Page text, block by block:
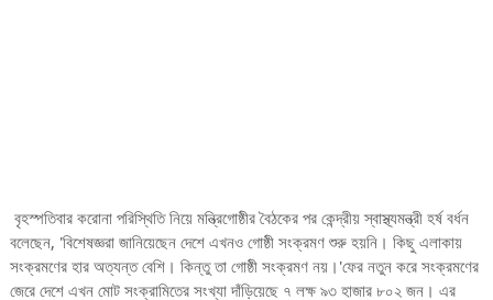
বৃহস্পতিবার করোনা পরিস্থিতি নিয়ে মন্ত্রিগোষ্ঠীর বৈঠকের পর কেন্দ্রীয় স্বাস্থ্যমন্ত্রী হর্ষ বর্ধন
বলেছেন, '‌বিশেষজ্ঞরা জানিয়েছেন দেশে এখনও গোষ্ঠী সংক্রমণ শুরু হয়নি। কিছু এলাকায়
সংক্রমণের হার অত্যন্ত বেশি। কিন্তু তা গোষ্ঠী সংক্রমণ নয়।'ফের নতুন করে সংক্রমণের
জেরে দেশে এখন মোট সংক্রামিতের সংখ্যা দাঁড়িয়েছে ৭ লক্ষ ৯৩ হাজার ৮০২ জন। এর